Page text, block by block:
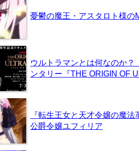
憂鬱の魔王・アスタロト様の
ウルトラマンとは何なのか
ンタリー『THE ORIGIN OF
『転生王女と天才令嬢の魔
公爵令嬢ユフィリア